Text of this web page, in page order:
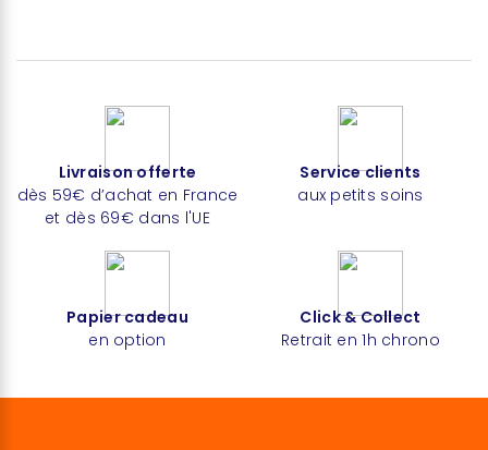
Livraison offerte
dès 59€ d’achat en France
et dès 69€ dans l'UE
Service clients
aux petits soins
Papier cadeau
en option
Click & Collect
Retrait en 1h chrono